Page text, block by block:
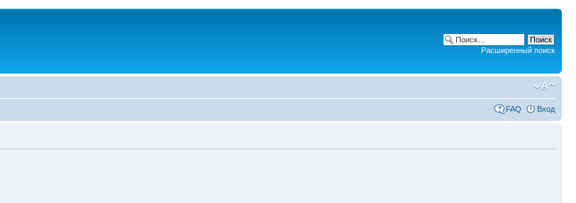
Расширенный поиск
FAQ Вход